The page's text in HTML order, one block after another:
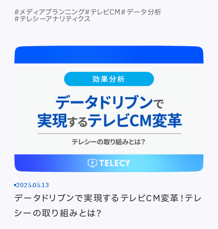
#メディアプランニング#テレビCM #データ分析
#テレシーアナリティクス
2025.05.13
データドリブンで実現するテレビCM変革！テレ
シーの取り組みとは？